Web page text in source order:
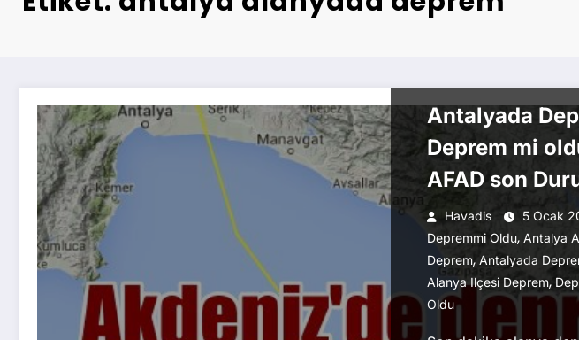
Antalyada
Deprem mi
AFAD son
Sallandı
Havadis 5 Ocak
Depremmi Oldu, Antalya
Deprem, Antalyada
Alanya Ilçesi Deprem,
Oldu